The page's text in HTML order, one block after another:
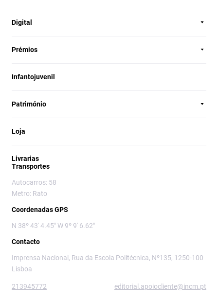
Digital
Prémios
Infantojuvenil
Património
Loja
Livrarias
Transportes
Autocarros: 58
Metro: Rato
Coordenadas GPS
N 38º 43' 4.45" W 9º 9' 6.62"
Contacto
Imprensa Nacional, Rua da Escola Politécnica, Nº135, 1250-100
Lisboa
213945772 editorial.apoiocliente@incm.pt